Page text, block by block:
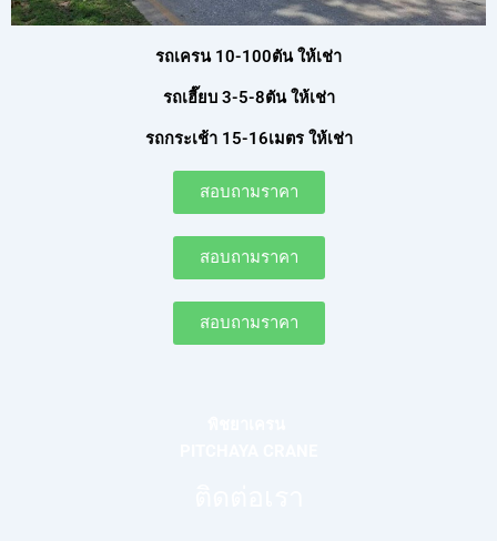
รถเครน 10-100ตัน ให้เช่า
รถเฮี๊ยบ 3-5-8ตัน ให้เช่า
รถกระเช้า 15-16เมตร ให้เช่า
สอบถามราคา
สอบถามราคา
สอบถามราคา